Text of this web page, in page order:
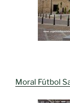
Moral Fútbol